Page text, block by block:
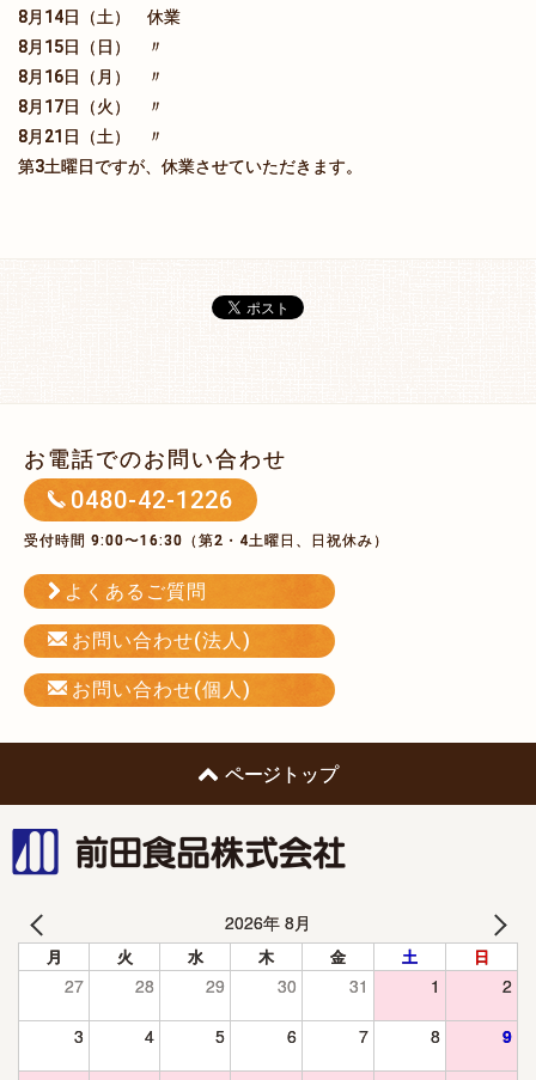
8月14日（土） 休業
8月15日（日） 〃
8月16日（月） 〃
8月17日（火） 〃
8月21日（土） 〃
第3土曜日ですが、休業させていただきます。
お電話でのお問い合わせ
0480-42-1226
受付時間 9:00〜16:30（第2・4土曜日、日祝休み）
よくあるご質問
お問い合わせ(法人)
お問い合わせ(個人)
ページトップ
2026年 8月
月 火 水 木 金 土 日
27 28 29 30 31 1 2
3 4 5 6 7 8 9